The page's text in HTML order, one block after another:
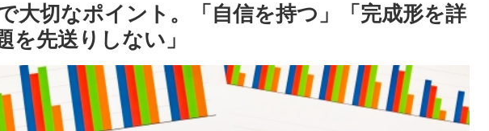
大切なポイント。「自信を持つ」「完成形を詳
を先送りしない」